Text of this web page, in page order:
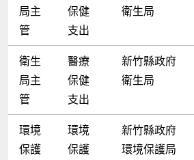
局主
管
保健
支出
衛生局
衛生
局主
管
醫療
保健
支出
新竹縣政府
衛生局
環境
保護
環境
保護
新竹縣政府
環境保護局